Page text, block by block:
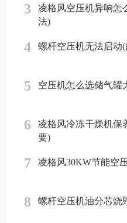
3
凌格风空压机异响怎
法)
4 螺杆空压机无法启动
5 空压机怎么选储气罐
6
凌格风冷冻干燥机保
要)
7 凌格风30KW节能空
8 螺杆空压机油分芯烧